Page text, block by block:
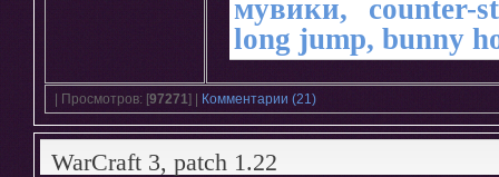
| Просмотров: [97271] | Комментарии (21)
WarCraft 3, patch 1.22